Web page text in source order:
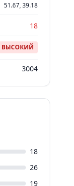
51.67, 39.18
18
ВЫСОКИЙ
3004
18
26
19